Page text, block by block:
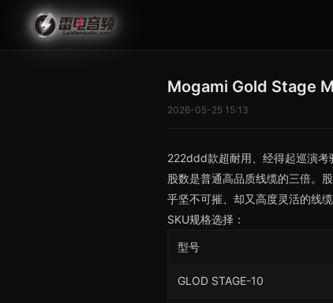
Mogami Gold Stage
2026-05-25 15:13
222ddd款超耐用、经得起巡演
股数是普通高品质线缆的三倍。
乎坚不可摧、却又高度灵活的线
SKU规格选择：
型号
GLOD STAGE-10